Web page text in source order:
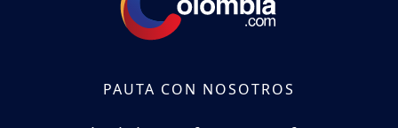
PAUTA CON NOSOTROS